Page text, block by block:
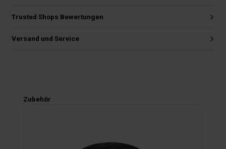
Trusted Shops Bewertungen
Versand und Service
Produktgalerie überspringen
Zubehör